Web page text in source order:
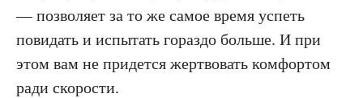
— позволяет за то же самое время успеть
повидать и испытать гораздо больше. И при
этом вам не придется жертвовать комфортом
ради скорости.